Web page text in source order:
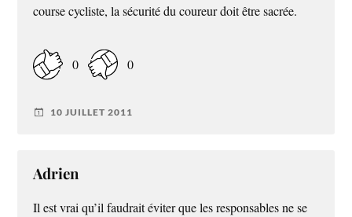
course cycliste, la sécurité du coureur doit être sacrée.
0 0
10 JUILLET 2011
Adrien
Il est vrai qu’il faudrait éviter que les responsables ne se